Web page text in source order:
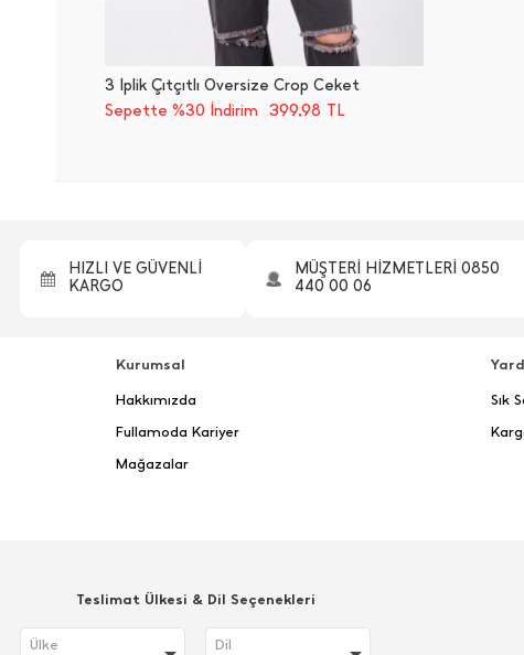
3 İ̇plik Çıtçıtlı Oversize Crop Ceket
Sepette %30 İndirim
399,98 TL
HIZLI VE GÜVENLİ
KARGO
MÜŞTERİ HİZMETLERİ 0850
440 00 06
Kurumsal
Hakkımızda
Fullamoda Kariyer
Mağazalar
Sık
Teslimat Ülkesi & Dil Seçenekleri
Ülke Dil